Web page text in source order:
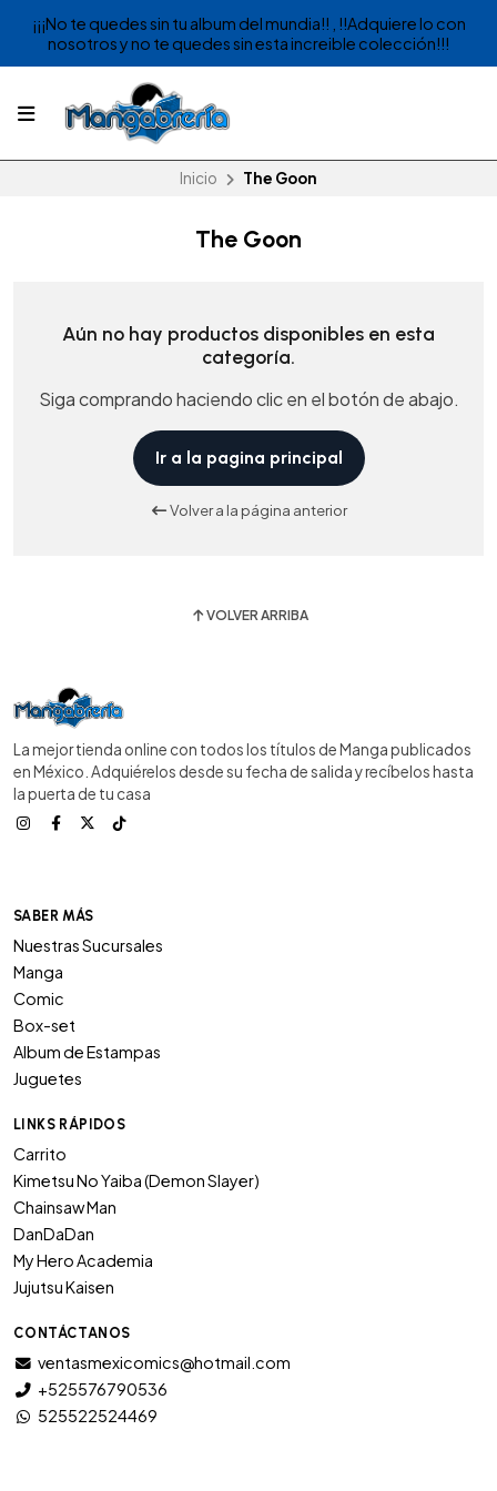
¡¡¡No te quedes sin tu album del mundia!! , !!Adquiere lo con
nosotros y no te quedes sin esta increible colección!!!
Inicio The Goon
The Goon
Aún no hay productos disponibles en esta
categoría.
Siga comprando haciendo clic en el botón de abajo.
Ir a la pagina principal
Volver a la página anterior
VOLVER ARRIBA
La mejor tienda online con todos los títulos de Manga publicados
en México. Adquiérelos desde su fecha de salida y recíbelos hasta
la puerta de tu casa
SABER MÁS
Nuestras Sucursales
Manga
Comic
Box-set
Album de Estampas
Juguetes
LINKS RÁPIDOS
Carrito
Kimetsu No Yaiba (Demon Slayer)
Chainsaw Man
DanDaDan
My Hero Academia
Jujutsu Kaisen
CONTÁCTANOS
ventasmexicomics@hotmail.com
+525576790536
525522524469